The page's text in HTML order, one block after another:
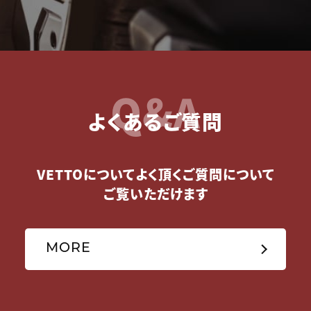
Q&A
よくあるご質問
VETTOについてよく頂くご質問について
ご覧いただけます
MORE